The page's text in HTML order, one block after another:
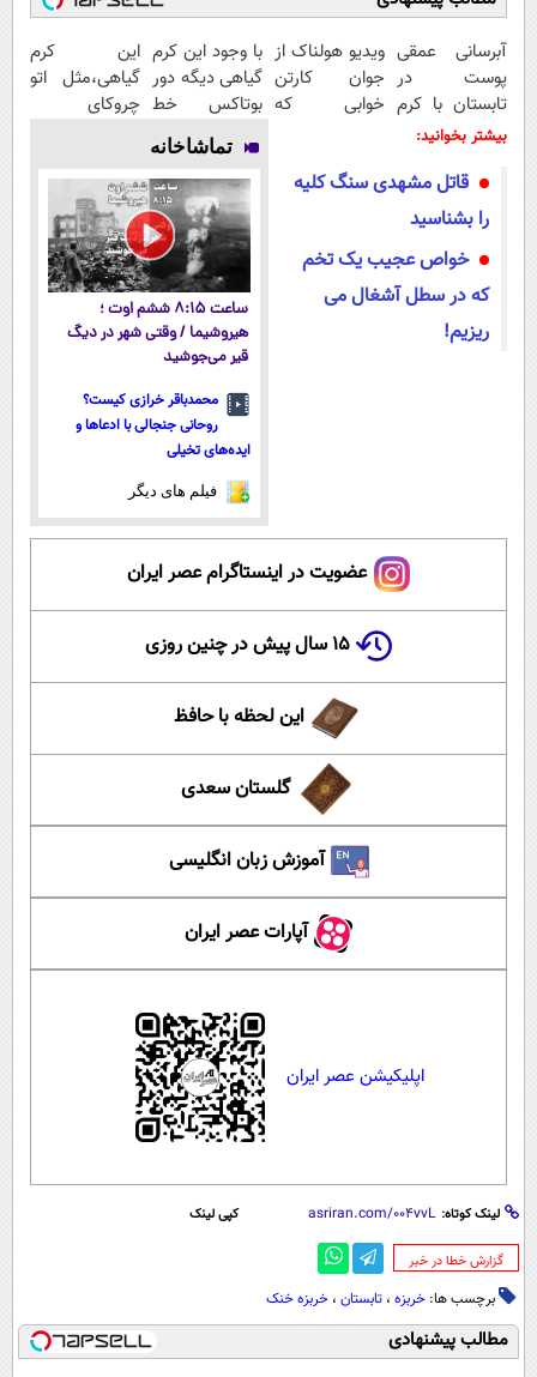
آبرسانی عمقی
پوست در
تابستان با کرم
جوانساز آلمانی!
ویدیو هولناک از
جوان کارتن
خوابی که
با وجود این کرم
گیاهی دیگه دور
بوتاکس خط
قرمز بکش!
این کرم
گیاهی،مثل اتو
چروکای
بیشتر بخوانید:
قاتل مشهدی سنگ کلیه
را بشناسید
خواص عجیب یک تخم
که در سطل آشغال می
ریزیم!
تماشاخانه
ساعت ۸:۱۵ ششم اوت ؛
هیروشیما / وقتی شهر در دیگ
قیر می‌جوشید
محمدباقر خرازی کیست؟
روحانی جنجالی با ادعاها و
ایده‌های تخیلی
فیلم های دیگر
عضویت در اینستاگرام عصر ایران
۱۵ سال پیش در چنین روزی
این لحظه با حافظ
گلستان سعدی
آموزش زبان انگلیسی
آپارات عصر ایران
اپلیکیشن عصر ایران
لینک کوتاه: کپی لینک
‌گزارش خطا در خبر
برچسب ها: خربزه ، تابستان ، خربزه خنک
مطالب پیشنهادی